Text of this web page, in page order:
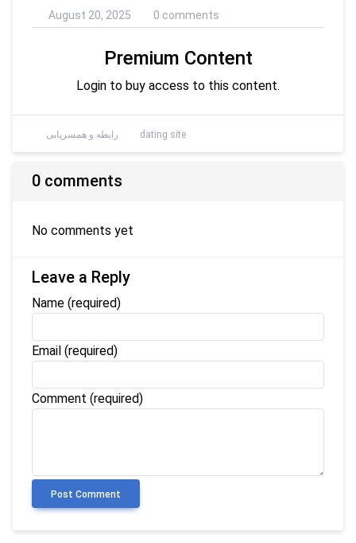
August 20, 2025 0 comments
Premium Content
Login to buy access to this content.
رابطه و همسریابی dating site
0 comments
No comments yet
Leave a Reply
Name (required)
Email (required)
Comment (required)
Post Comment